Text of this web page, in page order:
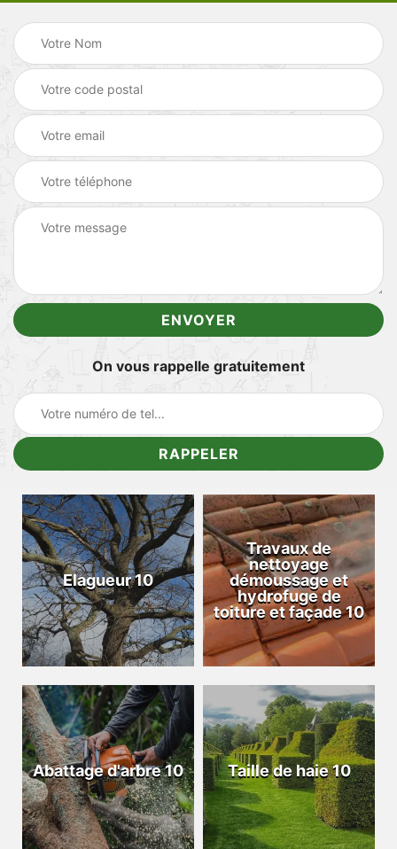
On vous rappelle gratuitement
Elagueur 10
Travaux de
nettoyage
démoussage et
hydrofuge de
toiture et façade 10
Abattage d'arbre 10 Taille de haie 10